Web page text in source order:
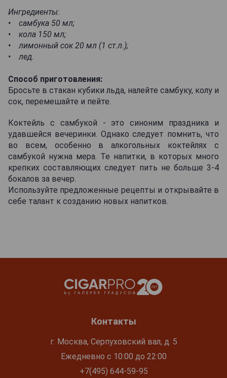
Ингредиенты:
• самбука 50 мл;
• кола 150 мл;
• лимонный сок 20 мл (1 ст.л.);
• лед.
Способ приготовления:
Бросьте в стакан кубики льда, налейте самбуку, колу и
сок, перемешайте и пейте.
Коктейль с самбукой - это синоним праздника и
удавшейся вечеринки. Однако следует помнить, что
во всем, особенно в алкогольных коктейлях с
самбукой нужна мера. Те напитки, в которых много
крепких составляющих следует пить не больше 3-4
бокалов за вечер.
Используйте предложенные рецепты и открывайте в
себе талант к созданию новых напитков.
Контакты
г. Москва, Серпуховский вал, д. 5
Ежедневно с 10:00 до 22:00
+7(495) 644-59-95